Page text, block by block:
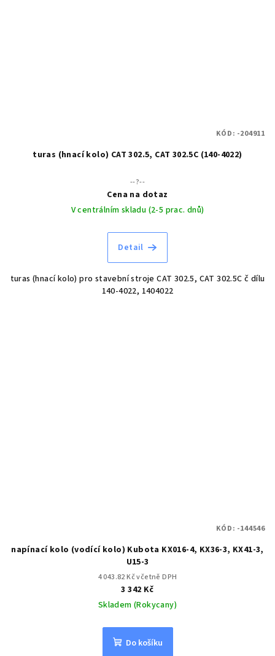
turas (hnací kolo) CAT 302.5, CAT 302.5C (140-4022)
--?--
Cena na dotaz
V centrálním skladu (2-5 prac. dnů)
Detail
turas (hnací kolo) pro stavební stroje CAT 302.5, CAT 302.5C č dílu
140-4022, 1404022
KÓD: -204911
napínací kolo (vodící kolo) Kubota KX016-4, KX36-3, KX41-3,
U15-3
4 043.82 Kč včetně DPH
3 342 Kč
Skladem (Rokycany)
Do košíku
KÓD: -144546